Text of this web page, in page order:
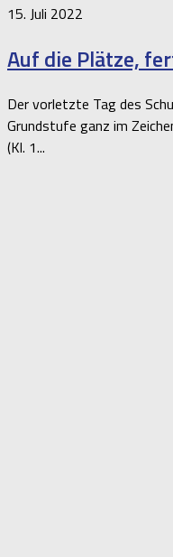
15. Juli 2022
Auf die Plätze,
Der vorletzte Tag des
Grundstufe ganz im
(Kl. 1...